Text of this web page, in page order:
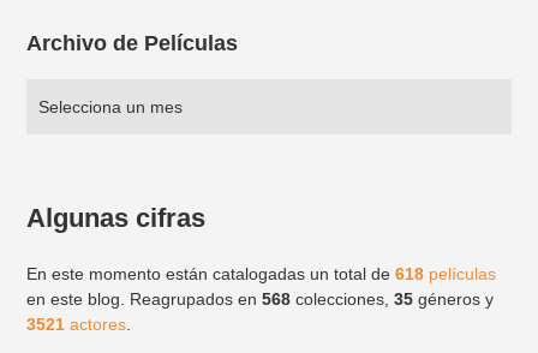
Archivo de Películas
Algunas cifras
En este momento están catalogadas un total de618 películas
en este blog. Reagrupados en568 colecciones,35 géneros y
3521 actores